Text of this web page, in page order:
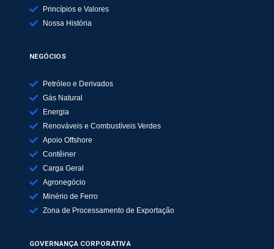
Princípios e Valores
Nossa História
NEGÓCIOS
Petróleo e Derivados
Gás Natural
Energia
Renováveis e Combustíveis Verdes
Apoio Offshore
Contêiner
Carga Geral
Agronegócio
Minério de Ferro
Zona de Processamento de Exportação
GOVERNANÇA CORPORATIVA